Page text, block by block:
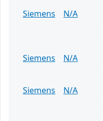
Siemens
N/A
Siemens
N/A
Siemens
N/A